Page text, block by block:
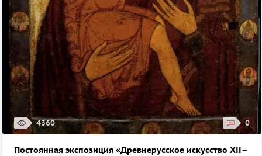
4360 0
Постоянная экспозиция «Древнерусское искусство XII–